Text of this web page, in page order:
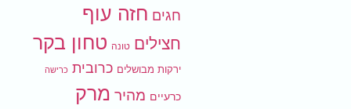
חגים חזה עוף
חצילים טונה טחון בקר
ירקות מבושלים כרובית כרישה
כרעיים מהיר מרק